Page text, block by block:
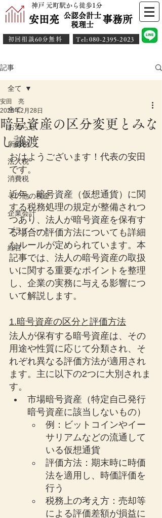
神戸 元町駅から徒歩1分
安田亮 事務所
公認会計士
​税理士
初回相談60分無料 ​Tel:080-2395-2023
記事
全て
お知らせ
所得税
法人税
消費税
その他の税金
企業会計
プライベート
経営
全て
暗号資産の区分変更とみな
し譲渡
安田 亮
2025年2月28日
おはようございます！代表の安田
です。
近年、暗号資産（仮想通貨）に関
する税務処理の規定が整備されつ
つあり、法人が暗号資産を保有す
る場合の評価方法についても詳細
なルールが定められています。本
記事では、法人の暗号資産の取扱
いに関する重要なポイントを整理
し、企業の実務に与える影響につ
いて解説します。
1.暗号資産の区分と評価方法
法人が保有する暗号資産は、その
用途や性質に応じて分類され、そ
れぞれ異なる評価方法が適用され
ます。主に以下の2つに大別されま
す。
市場暗号資産（特定自己発行
暗号資産に該当しないもの）
例：ビットコインやイー
サリアムなどの流通して
いる仮想通貨
評価方法：期末時に時価
法を適用し、時価評価を
行う
税務上の考え方：売却等
による評価差額が損益に